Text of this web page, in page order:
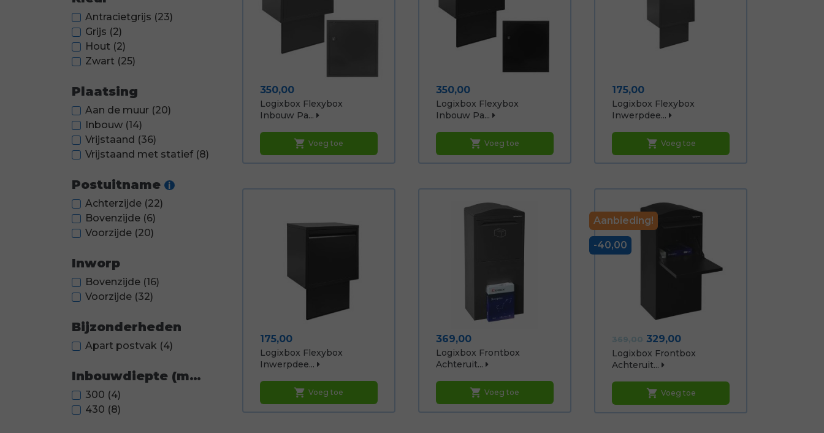
Antracietgrijs (23)
Grijs (2)
Hout (2)
Zwart (25)
Plaatsing
Aan de muur (20)
Inbouw (14)
Vrijstaand (36)
Vrijstaand met statief (8)
Postuitname
i
Achterzijde (22)
Bovenzijde (6)
Voorzijde (20)
Inworp
Bovenzijde (16)
Voorzijde (32)
Bijzonderheden
Apart postvak (4)
Inbouwdiepte (mm.)
300 (4)
430 (8)
Prijs
350,00
Logixbox Flexybox
Inbouw Pa...
shopping_cart Voeg toe
Prijs
350,00
Logixbox Flexybox
Inbouw Pa...
shopping_cart Voeg toe
Prijs
175,00
Logixbox Flexybox
Inwerpdee...
shopping_cart Voeg toe
Prijs
175,00
Logixbox Flexybox
Inwerpdee...
shopping_cart Voeg toe
Prijs
369,00
Logixbox Frontbox
Achteruit...
shopping_cart Voeg toe
Normale
prijs
369,00 Prijs
329,00
Logixbox Frontbox
Achteruit...
shopping_cart Voeg toe
Aanbieding!
-40,00